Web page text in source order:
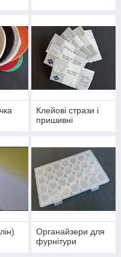
Клейові стрази і
пришивні
Органайзери для
фурнітури